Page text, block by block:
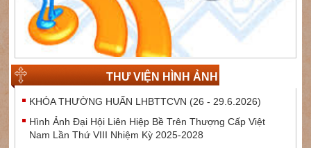
THƯ VIỆN HÌNH ẢNH
KHÓA THƯỜNG HUẤN LHBTTCVN (26 - 29.6.2026)
Hình Ảnh Đại Hội Liên Hiệp Bề Trên Thượng Cấp Việt
Nam Lần Thứ VIII Nhiệm Kỳ 2025-2028